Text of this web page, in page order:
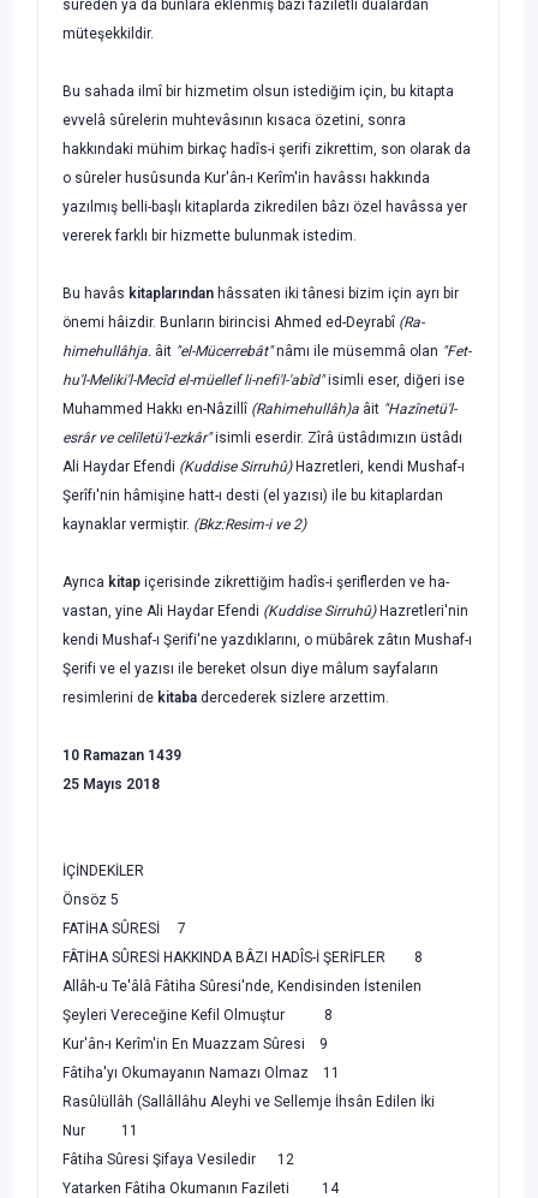
sûreden ya da bunla­ra eklenmiş bâzı faziletli duâlardan
müteşekkildir.
Bu sahada ilmî bir hizmetim olsun istediğim için, bu kitapta
evvelâ sûrelerin muhtevâsının kısaca özetini, sonra
hakkındaki mühim birkaç hadîs-i şerifi zikrettim, son olarak da
o sûreler husûsunda Kur'ân-ı Kerîm'in havâssı hakkında
yazılmış belli-başlı kitaplarda zikredilen bâzı özel havâssa yer
vererek farklı bir hizmette bulunmak istedim.
Bu havâs kitaplarından hâssaten iki tânesi bizim için ayrı bir
önemi hâizdir. Bunların birincisi Ahmed ed-Deyrabî (Ra-
himehullâhja. âit "el-Mücerrebât"nâmı ile müsemmâ olan "Fet-
hu'l-Meliki'l-Mecîd el-müellef li-nefi'l-'abîd"isimli eser, diğeri ise
Muhammed Hakkı en-Nâzillî (Rahimehullâh)a âit "Hazînetü'l-
esrâr ve celîletü'l-ezkâr"isimli eserdir. Zîrâ üstâdımızın üstâdı
Ali Haydar Efendi (Kuddise Sirruhû)Hazret­leri,
kendi Mushaf-ı
Şerîfı'nin hâmişine hatt-ı desti (el yazısı) ile bu kitaplardan
kaynaklar vermiştir. (Bkz:Resim-i ve 2)
Ayrıca kitap içerisinde zikrettiğim hadîs-i şeriflerden ve ha­
vastan, yine Ali Haydar Efendi (Kuddise Sirruhû)Hazretleri'nin
kendi Mushaf-ı Şerifi'ne yazdıklarını, o mübârek zâtın Mushaf-ı
Şerifi ve el yazısı ile bereket olsun diye mâlum sayfaların
resimlerini de kitaba dercederek sizlere arzettim.
10 Ramazan 1439
25 Mayıs 2018
İÇİNDEKİLER
Önsöz 5
FATİHA SÛRESİ 7
FÂTİHA SÛRESİ HAKKINDA BÂZI HADÎS-İ ŞERİFLER 8
Allâh-u Te'âlâ Fâtiha Sûresi'nde, Kendisinden İstenilen
Şeyleri Vereceğine Kefil Olmuştur 8
Kur'ân-ı Kerîm'in En Muazzam Sûresi 9
Fâtiha'yı Okumayanın Namazı Olmaz 11
Rasûlüllâh (Sallâllâhu Aleyhi ve Sellemje İhsân Edilen İki
Nur 11
Fâtiha Sûresi Şifaya Vesiledir 12
Yatarken Fâtiha Okumanın Fazileti 14